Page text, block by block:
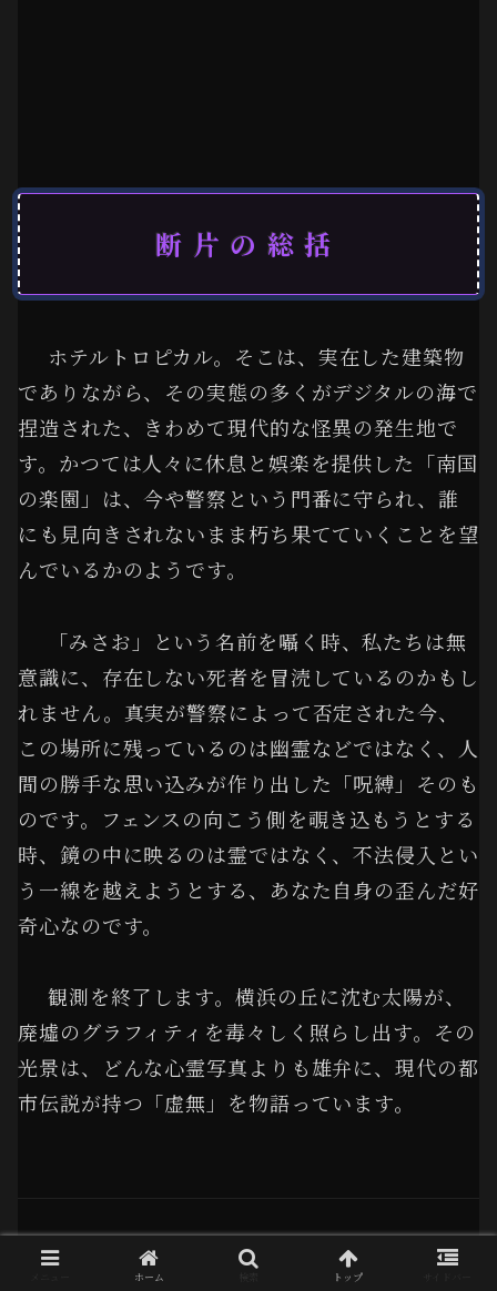
断片の総括
ホテルトロピカル。そこは、実在した建築物
でありながら、その実態の多くがデジタルの海で
捏造された、きわめて現代的な怪異の発生地で
す。かつては人々に休息と娯楽を提供した「南国
の楽園」は、今や警察という門番に守られ、誰
にも見向きされないまま朽ち果てていくことを望
んでいるかのようです。
「みさお」という名前を囁く時、私たちは無
意識に、存在しない死者を冒涜しているのかもし
れません。真実が警察によって否定された今、
この場所に残っているのは幽霊などではなく、人
間の勝手な思い込みが作り出した「呪縛」そのも
のです。フェンスの向こう側を覗き込もうとする
時、鏡の中に映るのは霊ではなく、不法侵入とい
う一線を越えようとする、あなた自身の歪んだ好
奇心なのです。
観測を終了します。横浜の丘に沈む太陽が、
廃墟のグラフィティを毒々しく照らし出す。その
光景は、どんな心霊写真よりも雄弁に、現代の都
市伝説が持つ「虚無」を物語っています。
LOG NUMBER: 617
COORDINATES TYPE: URBAN LEGEND /
ホーム トップ